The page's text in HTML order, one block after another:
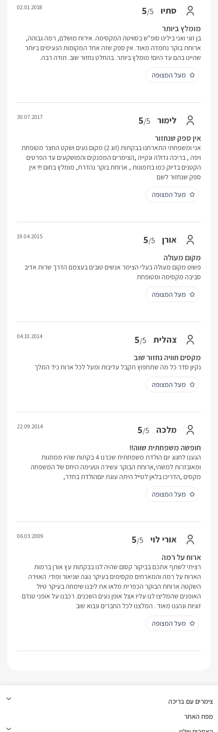
סתיו 5/5
02.01.2018
מומלץ ביותר
בן זוגי ואני בילינו סופ"ש בסוויטה המקסימה. אירוח מושלם, רמה גבוהה,
ארוחת בוקר נחמדה מאוד. אין ספק שזה אחד המקומות הנעימים ביותר
שהיינו בהם עד היום! מומלץ ביותר. בהחלט נחזור שוב. תודה רבה.
מעל המצופה
לימור 5/5
30.07.2017
אין ספק שנחזור
אני ומשפחתי התארחנו בבקתות (זוג 2) מקום נעים ושקט החצר מטופחת
ויפה , בריכה גדולה ונקייה ,הצימרים המפנקים והמושקעים עד הפרטים
הקטנים בדיוק כמו בתמונות , ארוחת בוקר נהדרת, מומלץ בחום !!! אין
ספק שנחזור לשם
מעל המצופה
אורן 5/5
19.04.2015
מקום מעולה
פשוט מקום מעולה בעלי הצימר אנשים טובים בעצמם הדרך שרות אדיב
סביבה מקסימה ומטופחת
מעל המצופה
צהלית 5/5
04.10.2014
מקסים חוויה נחזור שוב
נקיון סדר כל מה שתחפוץ תקבל עדיבות ומעל לכל ארוח כיד המלך
מעל המצופה
מלכה 5/5
22.09.2014
חופשה משפחתית שווה!!
הגענו לחגוג יום הולדת משפחתית שכרנו 4 בקתות שהיו ממוזגות
ומאובזרות למשהי,ארוחת הבוקר עשירה וטעימה היחס של המשפחה
מקסים ,הדריכו בלאן לטייל היתה עוגת יוםהולדת בחדר,
מעל המצופה
אורי לוי 5/5
06.03.2009
ארוח על רמה
רציתי לשתף אתכם בביקור קסום שהיה לנו בבקתות עץ אורן ברמות
הארוח על רמה והמארחים מקסימים בעיקר נוגה שניאור ופודי. האוירה
השקטה ארוחת הבוקר הכפרית מלאו את ליבנו שימחה בעיקר טיול
האופנים שהמליצו לנו עליו אצל אופן נעים השכנים. רכבנו על אופני טנדם
זוגיות ונהננו מאוד . המלצנו לכל החברים ונבוא שוב
מעל המצופה
צימרים עם בריכה
מפת האתר